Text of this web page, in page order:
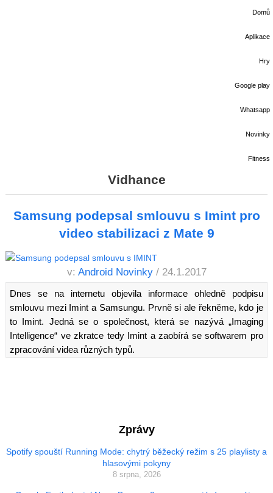
Domů
Aplikace
Hry
Google play
Whatsapp
Novinky
Fitness
Vidhance
Samsung podepsal smlouvu s Imint pro
video stabilizaci z Mate 9
v: Android Novinky / 24.1.2017
Dnes se na internetu objevila informace ohledně podpisu
smlouvu mezi Imint a Samsungu. Prvně si ale řekněme, kdo je
to Imint. Jedná se o společnost, která se nazývá „Imaging
Intelligence“ ve zkratce tedy Imint a zaobírá se softwarem pro
zpracování videa různých typů.
Zprávy
Spotify spouští Running Mode: chytrý běžecký režim s 25 playlisty a
hlasovými pokyny
8 srpna, 2026